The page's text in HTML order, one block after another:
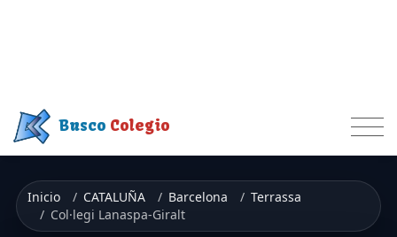
Busco Colegio
Inicio CATALUÑA Barcelona
Terrassa
Col·legi Lanaspa-Giralt